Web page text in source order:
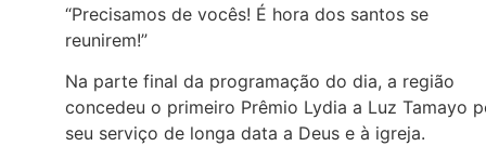
“Precisamos de vocês! É hora dos santos se
reunirem!”
Na parte final da programação do dia, a região
concedeu o primeiro Prêmio Lydia a Luz Tamayo
seu serviço de longa data a Deus e à igreja.